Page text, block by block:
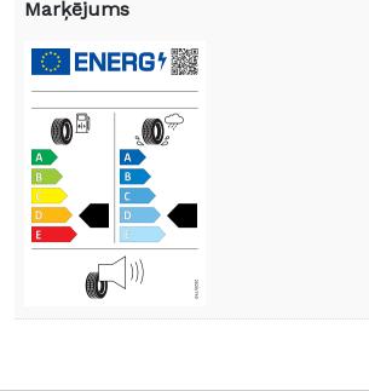
Marķējums